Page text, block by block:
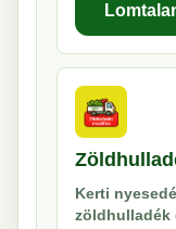
Kerti
zöldhulladék